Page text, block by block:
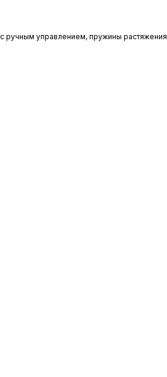
ручным управлением, пружины растяжения